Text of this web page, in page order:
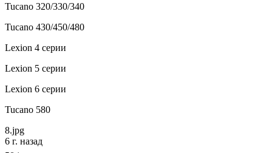
Tucano 320/330/340
Tucano 430/450/480
Lexion 4 серии
Lexion 5 серии
Lexion 6 серии
Tucano 580
8.jpg
6 г. назад